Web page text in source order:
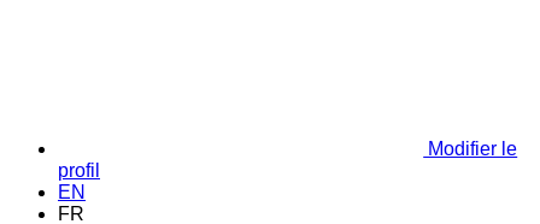
Modifier le
profil
EN
FR